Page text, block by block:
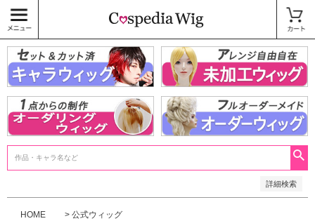
詳細検索
〜
商品タグ
キャラウィッグ
未加工ウィッグ
ベースウィッグ
衣装
SALE中
HOME
公式ウィッグ